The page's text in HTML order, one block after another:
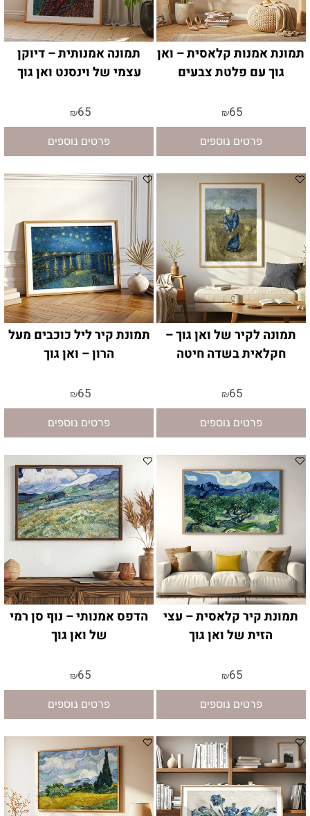
תמונת אמנות קלאסית – ואן
גוך עם פלטת צבעים
₪65
פרטים נוספים
תמונה אמנותית – דיוקן
עצמי של וינסנט ואן גוך
₪65
פרטים נוספים
תמונה לקיר של ואן גוך –
חקלאית בשדה חיטה
₪65
פרטים נוספים
תמונת קיר ליל כוכבים מעל
הרון – ואן גוך
₪65
פרטים נוספים
תמונת קיר קלאסית – עצי
הזית של ואן גוך
₪65
פרטים נוספים
הדפס אמנותי – נוף סן רמי
של ואן גוך
₪65
פרטים נוספים